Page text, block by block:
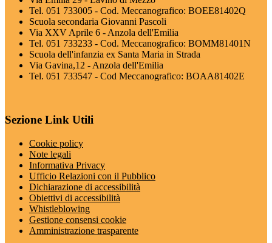
Tel. 051 733005 - Cod. Meccanografico: BOEE81402Q
Scuola secondaria Giovanni Pascoli
Via XXV Aprile 6 - Anzola dell'Emilia
Tel. 051 733233 - Cod. Meccanografico: BOMM81401N
Scuola dell'infanzia ex Santa Maria in Strada
Via Gavina,12 - Anzola dell'Emilia
Tel. 051 733547 - Cod Meccanografico: BOAA81402E
Sezione Link Utili
Cookie policy
Note legali
Informativa Privacy
Ufficio Relazioni con il Pubblico
Dichiarazione di accessibilità
Obiettivi di accessibilità
Whistleblowing
Gestione consensi cookie
Amministrazione trasparente